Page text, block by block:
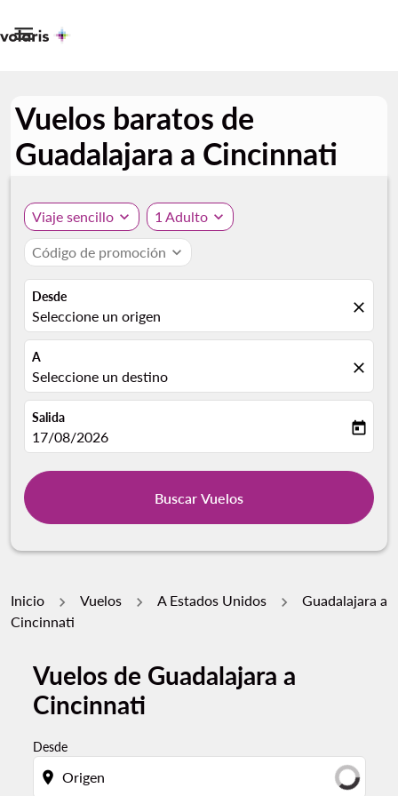

Vuelos baratos de
Guadalajara a Cincinnati
Viaje sencillo expand_more 1 Adulto expand_more
Código de promoción expand_more
Desde
Seleccione un origen close
A
Seleccione un destino close
Salida
fc-booking-departure-date-aria-label
17/08/2026 today
Buscar Vuelos
Inicio Vuelos A Estados Unidos
Guadalajara a
Cincinnati
Vuelos de Guadalajara a
Cincinnati
Desde
location_on
Por favor, intente actualizar su ruta (origen y / o